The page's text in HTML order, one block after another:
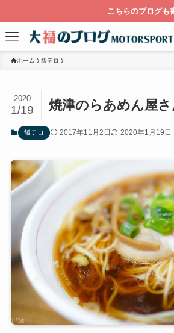
こちらのブログも書いてます『大
ホーム 飯テロ
焼津のらあめん屋
2020
1/19
飯テロ 2017年11月2日 2020年1月19日